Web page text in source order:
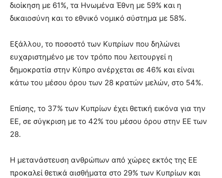
διοίκηση με 61%, τα Ηνωμένα Έθνη με 59% και η
δικαιοσύνη και το εθνικό νομικό σύστημα με 58%.
Εξάλλου, το ποσοστό των Κυπρίων που δηλώνει
ευχαριστημένο με τον τρόπο που λειτουργεί η
δημοκρατία στην Κύπρο ανέρχεται σε 46% και είναι
κάτω του μέσου όρου των 28 κρατών μελών, στο 54%.
Επίσης, το 37% των Κυπρίων έχει θετική εικόνα για την
ΕΕ, σε σύγκριση με το 42% του μέσου όρου στην ΕΕ των
28.
Η μετανάστευση ανθρώπων από χώρες εκτός της ΕΕ
προκαλεί θετικά αισθήματα στο 29% των Κυπρίων και